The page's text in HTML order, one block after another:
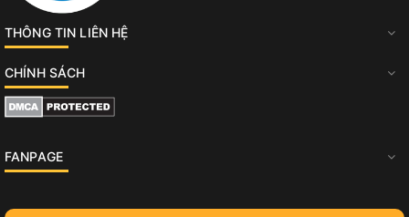
THÔNG TIN LIÊN HỆ
CHÍNH SÁCH
FANPAGE